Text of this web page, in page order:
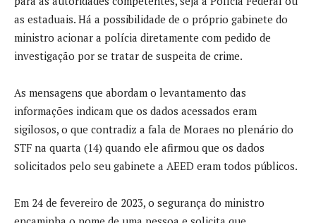
as estaduais. Há a possibilidade de o próprio gabinete do
ministro acionar a polícia diretamente com pedido de
investigação por se tratar de suspeita de crime.
As mensagens que abordam o levantamento das
informações indicam que os dados acessados eram
sigilosos, o que contradiz a fala de Moraes no plenário do
STF na quarta (14) quando ele afirmou que os dados
solicitados pelo seu gabinete a AEED eram todos públicos.
Em 24 de fevereiro de 2023, o segurança do ministro